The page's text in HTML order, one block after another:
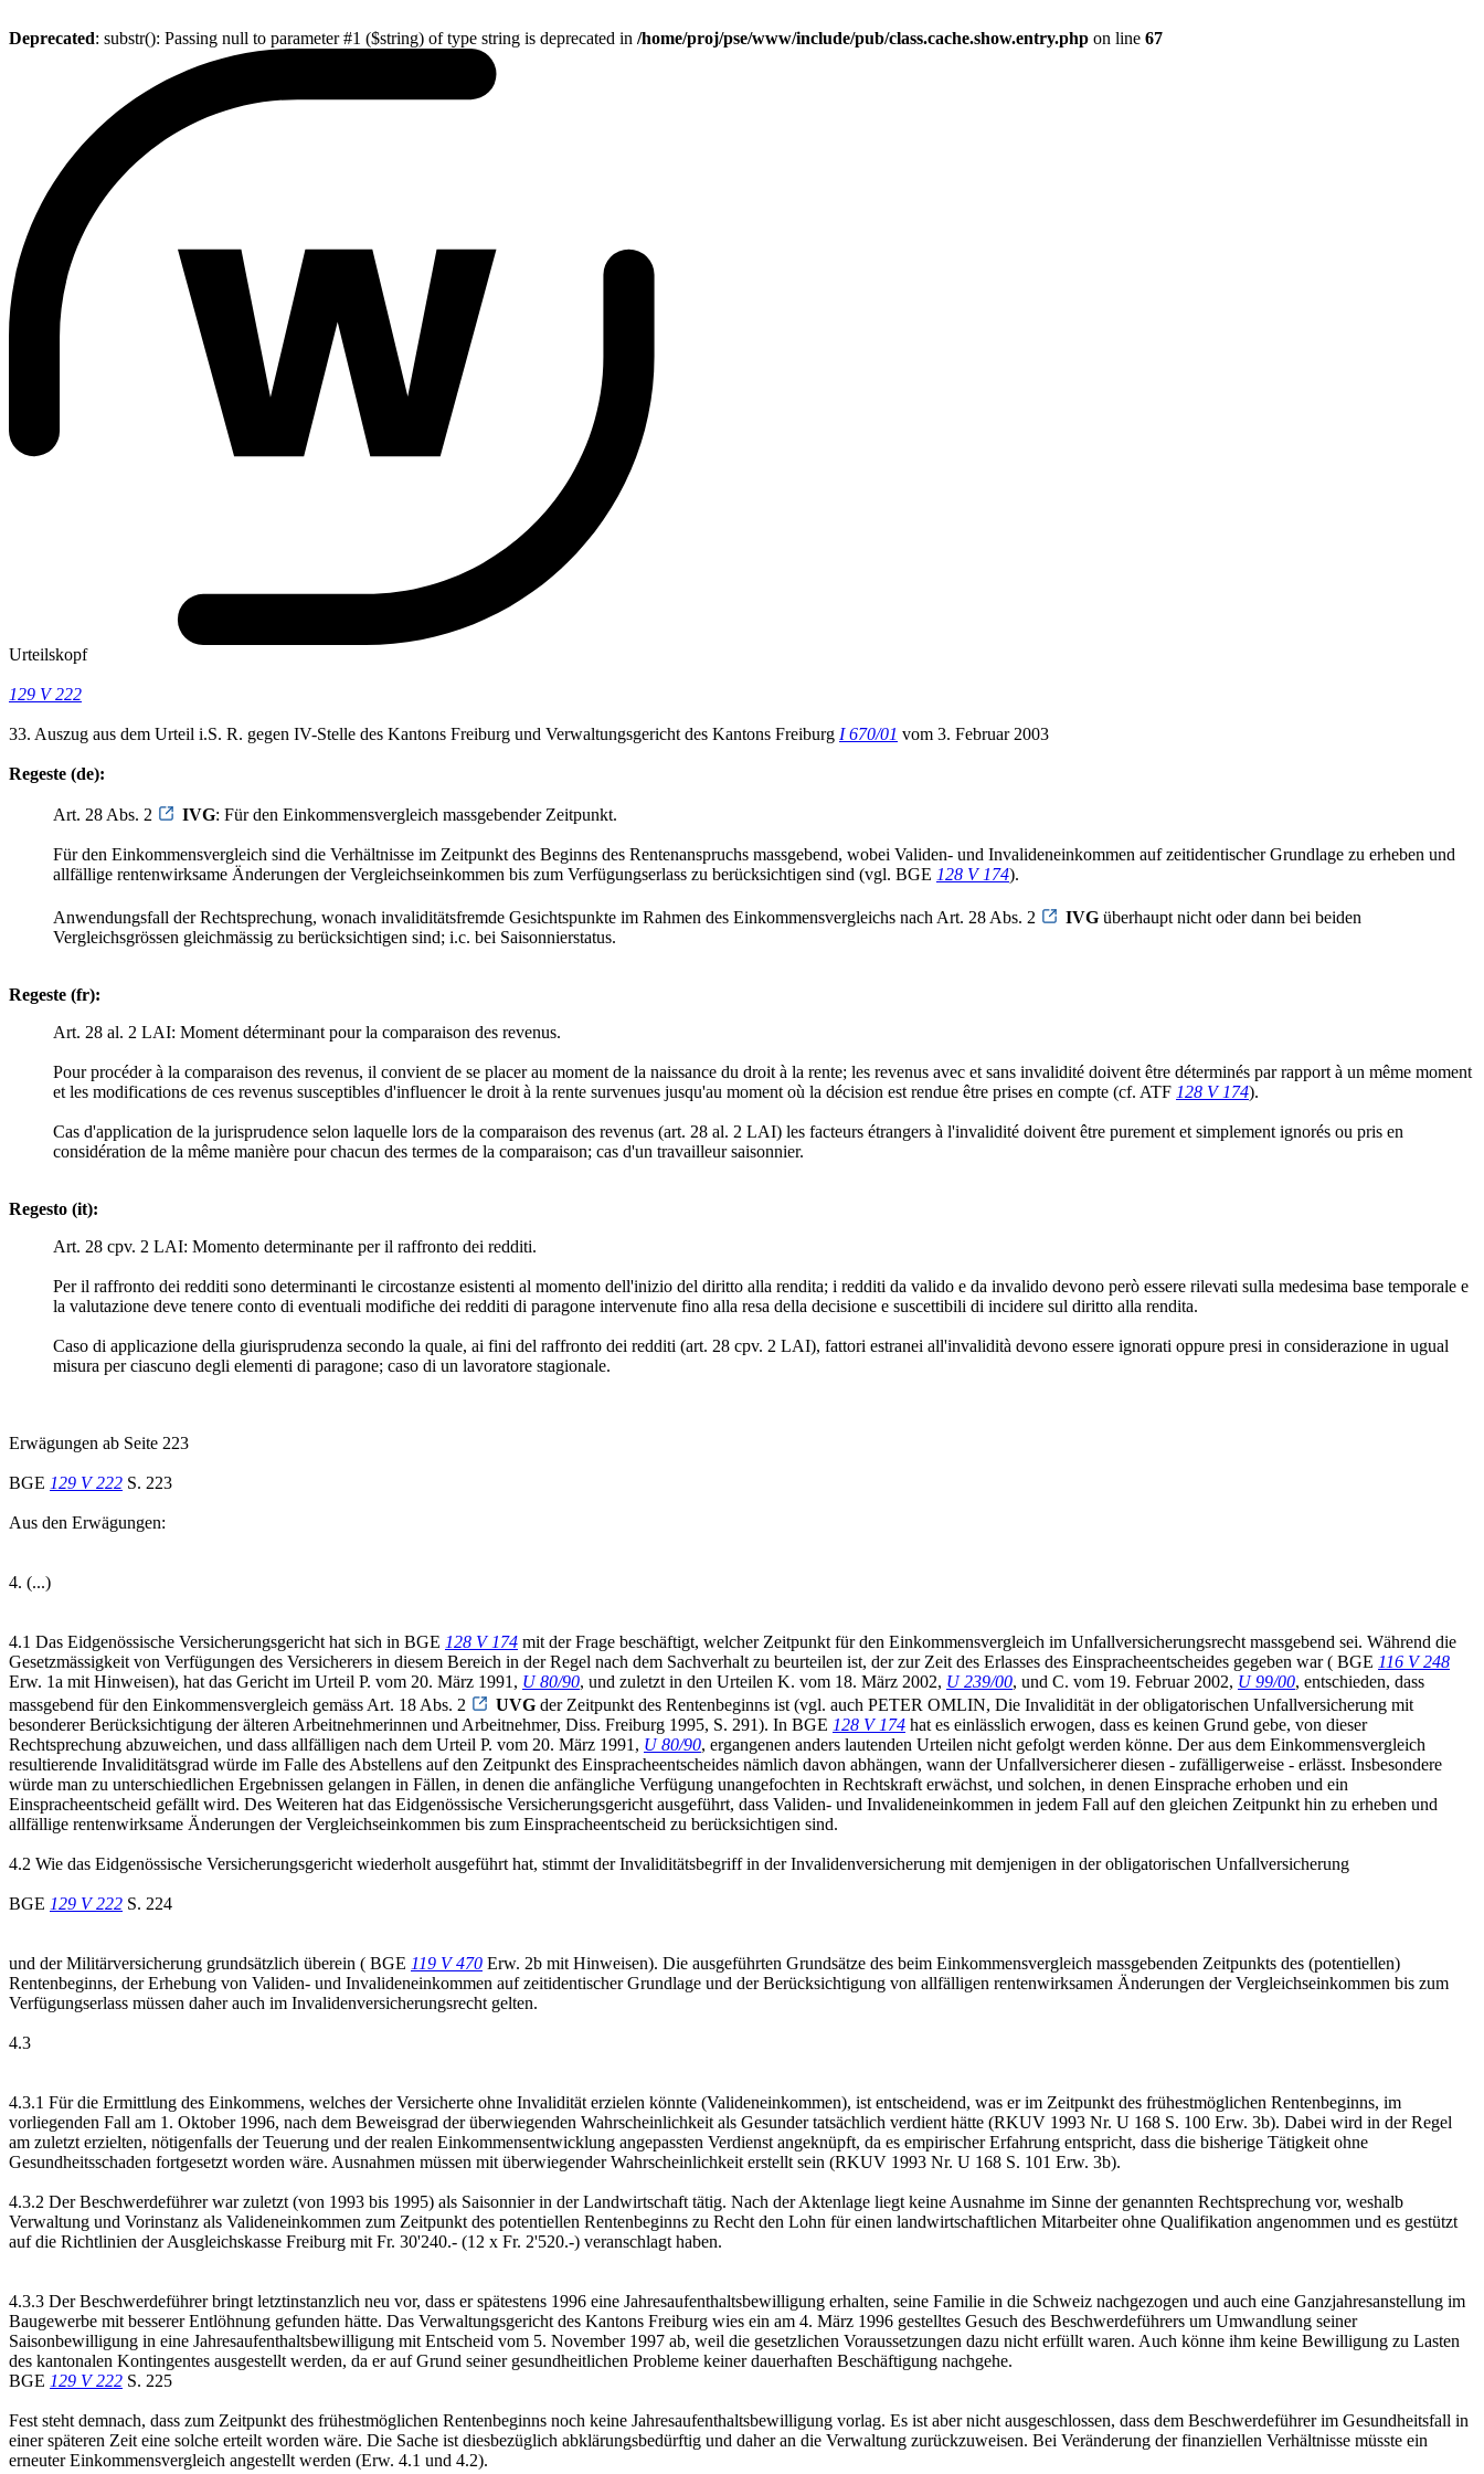
Deprecated: substr(): Passing null to parameter #1 ($string) of type string is deprecated in /home/proj/pse/www/include/pub/class.cache.show.entry.php on line 67
Urteilskopf
129 V 222
33. Auszug aus dem Urteil i.S. R. gegen IV-Stelle des Kantons Freiburg und Verwaltungsgericht des Kantons Freiburg I 670/01 vom 3. Februar 2003
Regeste (de):
Art. 28 Abs. 2 IVG: Für den Einkommensvergleich massgebender Zeitpunkt.
Für den Einkommensvergleich sind die Verhältnisse im Zeitpunkt des Beginns des Rentenanspruchs massgebend, wobei Validen- und Invalideneinkommen auf zeitidentischer Grundlage zu erheben und
allfällige rentenwirksame Änderungen der Vergleichseinkommen bis zum Verfügungserlass zu berücksichtigen sind (vgl. BGE 128 V 174).
Anwendungsfall der Rechtsprechung, wonach invaliditätsfremde Gesichtspunkte im Rahmen des Einkommensvergleichs nach Art. 28 Abs. 2 IVG überhaupt nicht oder dann bei beiden
Vergleichsgrössen gleichmässig zu berücksichtigen sind; i.c. bei Saisonnierstatus.
Regeste (fr):
Art. 28 al. 2 LAI: Moment déterminant pour la comparaison des revenus.
Pour procéder à la comparaison des revenus, il convient de se placer au moment de la naissance du droit à la rente; les revenus avec et sans invalidité doivent être déterminés par rapport à un même moment
et les modifications de ces revenus susceptibles d'influencer le droit à la rente survenues jusqu'au moment où la décision est rendue être prises en compte (cf. ATF 128 V 174).
Cas d'application de la jurisprudence selon laquelle lors de la comparaison des revenus (art. 28 al. 2 LAI) les facteurs étrangers à l'invalidité doivent être purement et simplement ignorés ou pris en
considération de la même manière pour chacun des termes de la comparaison; cas d'un travailleur saisonnier.
Regesto (it):
Art. 28 cpv. 2 LAI: Momento determinante per il raffronto dei redditi.
Per il raffronto dei redditi sono determinanti le circostanze esistenti al momento dell'inizio del diritto alla rendita; i redditi da valido e da invalido devono però essere rilevati sulla medesima base temporale e
la valutazione deve tenere conto di eventuali modifiche dei redditi di paragone intervenute fino alla resa della decisione e suscettibili di incidere sul diritto alla rendita.
Caso di applicazione della giurisprudenza secondo la quale, ai fini del raffronto dei redditi (art. 28 cpv. 2 LAI), fattori estranei all'invalidità devono essere ignorati oppure presi in considerazione in ugual
misura per ciascuno degli elementi di paragone; caso di un lavoratore stagionale.
Erwägungen ab Seite 223
BGE 129 V 222 S. 223
Aus den Erwägungen:
4. (...)
4.1 Das Eidgenössische Versicherungsgericht hat sich in BGE 128 V 174 mit der Frage beschäftigt, welcher Zeitpunkt für den Einkommensvergleich im Unfallversicherungsrecht massgebend sei. Während die
Gesetzmässigkeit von Verfügungen des Versicherers in diesem Bereich in der Regel nach dem Sachverhalt zu beurteilen ist, der zur Zeit des Erlasses des Einspracheentscheides gegeben war ( BGE 116 V 248
Erw. 1a mit Hinweisen), hat das Gericht im Urteil P. vom 20. März 1991, U 80/90, und zuletzt in den Urteilen K. vom 18. März 2002, U 239/00, und C. vom 19. Februar 2002, U 99/00, entschieden, dass
massgebend für den Einkommensvergleich gemäss Art. 18 Abs. 2
UVG der Zeitpunkt des Rentenbeginns ist (vgl. auch PETER OMLIN, Die Invalidität in der obligatorischen Unfallversicherung mit
besonderer Berücksichtigung der älteren Arbeitnehmerinnen und Arbeitnehmer, Diss. Freiburg 1995, S. 291). In BGE 128 V 174 hat es einlässlich erwogen, dass es keinen Grund gebe, von dieser
Rechtsprechung abzuweichen, und dass allfälligen nach dem Urteil P. vom 20. März 1991, U 80/90, ergangenen anders lautenden Urteilen nicht gefolgt werden könne. Der aus dem Einkommensvergleich
resultierende Invaliditätsgrad würde im Falle des Abstellens auf den Zeitpunkt des Einspracheentscheides nämlich davon abhängen, wann der Unfallversicherer diesen - zufälligerweise - erlässt. Insbesondere
würde man zu unterschiedlichen Ergebnissen gelangen in Fällen, in denen die anfängliche Verfügung unangefochten in Rechtskraft erwächst, und solchen, in denen Einsprache erhoben und ein
Einspracheentscheid gefällt wird. Des Weiteren hat das Eidgenössische Versicherungsgericht ausgeführt, dass Validen- und Invalideneinkommen in jedem Fall auf den gleichen Zeitpunkt hin zu erheben und
allfällige rentenwirksame Änderungen der Vergleichseinkommen bis zum Einspracheentscheid zu berücksichtigen sind.
4.2 Wie das Eidgenössische Versicherungsgericht wiederholt ausgeführt hat, stimmt der Invaliditätsbegriff in der Invalidenversicherung mit demjenigen in der obligatorischen Unfallversicherung
BGE 129 V 222 S. 224
und der Militärversicherung grundsätzlich überein ( BGE 119 V 470 Erw. 2b mit Hinweisen). Die ausgeführten Grundsätze des beim Einkommensvergleich massgebenden Zeitpunkts des (potentiellen)
Rentenbeginns, der Erhebung von Validen- und Invalideneinkommen auf zeitidentischer Grundlage und der Berücksichtigung von allfälligen rentenwirksamen Änderungen der Vergleichseinkommen bis zum
Verfügungserlass müssen daher auch im Invalidenversicherungsrecht gelten.
4.3
4.3.1 Für die Ermittlung des Einkommens, welches der Versicherte ohne Invalidität erzielen könnte (Valideneinkommen), ist entscheidend, was er im Zeitpunkt des frühestmöglichen Rentenbeginns, im
vorliegenden Fall am 1. Oktober 1996, nach dem Beweisgrad der überwiegenden Wahrscheinlichkeit als Gesunder tatsächlich verdient hätte (RKUV 1993 Nr. U 168 S. 100 Erw. 3b). Dabei wird in der Regel
am zuletzt erzielten, nötigenfalls der Teuerung und der realen Einkommensentwicklung angepassten Verdienst angeknüpft, da es empirischer Erfahrung entspricht, dass die bisherige Tätigkeit ohne
Gesundheitsschaden fortgesetzt worden wäre. Ausnahmen müssen mit überwiegender Wahrscheinlichkeit erstellt sein (RKUV 1993 Nr. U 168 S. 101 Erw. 3b).
4.3.2 Der Beschwerdeführer war zuletzt (von 1993 bis 1995) als Saisonnier in der Landwirtschaft tätig. Nach der Aktenlage liegt keine Ausnahme im Sinne der genannten Rechtsprechung vor, weshalb
Verwaltung und Vorinstanz als Valideneinkommen zum Zeitpunkt des potentiellen Rentenbeginns zu Recht den Lohn für einen landwirtschaftlichen Mitarbeiter ohne Qualifikation angenommen und es gestützt
auf die Richtlinien der Ausgleichskasse Freiburg mit Fr. 30'240.- (12 x Fr. 2'520.-) veranschlagt haben.
4.3.3 Der Beschwerdeführer bringt letztinstanzlich neu vor, dass er spätestens 1996 eine Jahresaufenthaltsbewilligung erhalten, seine Familie in die Schweiz nachgezogen und auch eine Ganzjahresanstellung im
Baugewerbe mit besserer Entlöhnung gefunden hätte. Das Verwaltungsgericht des Kantons Freiburg wies ein am 4. März 1996 gestelltes Gesuch des Beschwerdeführers um Umwandlung seiner
Saisonbewilligung in eine Jahresaufenthaltsbewilligung mit Entscheid vom 5. November 1997 ab, weil die gesetzlichen Voraussetzungen dazu nicht erfüllt waren. Auch könne ihm keine Bewilligung zu Lasten
des kantonalen Kontingentes ausgestellt werden, da er auf Grund seiner gesundheitlichen Probleme keiner dauerhaften Beschäftigung nachgehe.
BGE 129 V 222 S. 225
Fest steht demnach, dass zum Zeitpunkt des frühestmöglichen Rentenbeginns noch keine Jahresaufenthaltsbewilligung vorlag. Es ist aber nicht ausgeschlossen, dass dem Beschwerdeführer im Gesundheitsfall in
einer späteren Zeit eine solche erteilt worden wäre. Die Sache ist diesbezüglich abklärungsbedürftig und daher an die Verwaltung zurückzuweisen. Bei Veränderung der finanziellen Verhältnisse müsste ein
erneuter Einkommensvergleich angestellt werden (Erw. 4.1 und 4.2).